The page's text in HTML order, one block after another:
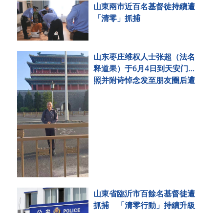
山東兩市近百名基督徒持續遭
「清零」抓捕
山东枣庄维权人士张超（法名
释道果）于6月4日到天安门拍
照并附诗悼念发至朋友圈后遭
山東省臨沂市百餘名基督徒遭
抓捕 「清零行動」持續升級